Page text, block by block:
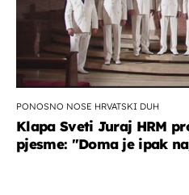
PONOSNO NOSE HRVATSKI DUH
Klapa Sveti Juraj HRM
pjesme: "Doma je ipak